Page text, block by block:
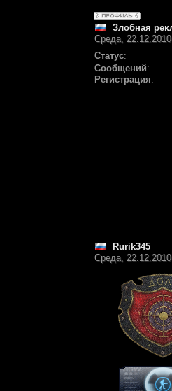
Злобная
Среда,
Статус:
Сообщений:
Регистрация:
Rurik345
Среда,